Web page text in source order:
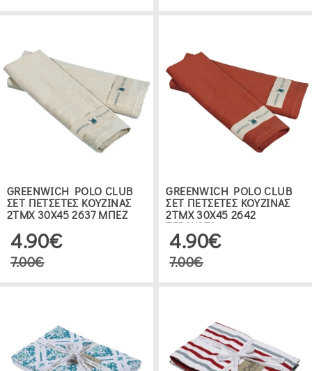
GREENWICH POLO CLUB
ΣΕΤ ΠΕΤΣΕΤΕΣ ΚΟΥΖΙΝΑΣ
2TMX 30Χ45 2637 ΜΠΕΖ
4.90€
7.00€
GREENWICH POLO CLUB
ΣΕΤ ΠΕΤΣΕΤΕΣ ΚΟΥΖΙΝΑΣ
2TMX 30Χ45 2642
ΤΕΡΑΚΟΤΑ
4.90€
7.00€